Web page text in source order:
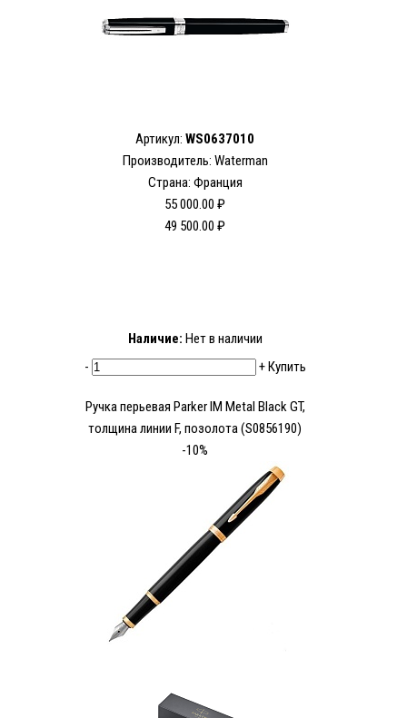
Артикул: WS0637010
Производитель: Waterman
Страна: Франция
55 000.00 ₽
49 500.00 ₽
Наличие: Нет в наличии
-
+Купить
Ручка перьевая Parker IM Metal Black GT,
толщина линии F, позолота (S0856190)
-10%